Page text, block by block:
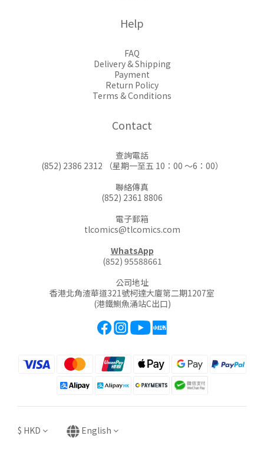
Help
FAQ
Delivery & Shipping
Payment
Return Policy
Terms & Conditions
Contact
查詢電話
(852) 2386 2312 （星期一至五 10：00 ～6：00）
聯絡傳真
(852) 2361 8806
電子郵箱
tlcomics@tlcomics.com
WhatsApp
(852) 95588661
公司地址
香港北角渣華道321號柯達大廈第二期1207室
(港鐵鰂魚涌站C出口)
$ HKD English